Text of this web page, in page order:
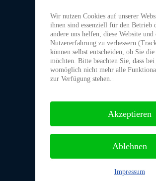
Wir nutzen Cookies auf unserer
ihnen sind essenziell für den Betrieb
andere uns helfen, diese Website und
Nutzererfahrung zu verbessern
können selbst entscheiden, ob Sie
möchten. Bitte beachten Sie, dass
womöglich nicht mehr alle
zur Verfügung stehen.
Akzeptieren
Ablehnen
Impressum